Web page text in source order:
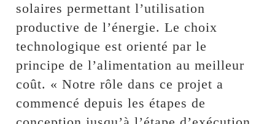
solaires permettant l’utilisation
productive de l’énergie. Le choix
technologique est orienté par le
principe de l’alimentation au meilleur
coût. « Notre rôle dans ce projet a
commencé depuis les étapes de